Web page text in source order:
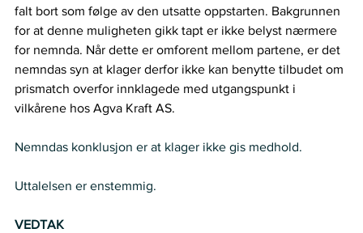
falt bort som følge av den utsatte oppstarten. Bakgrunnen
for at denne muligheten gikk tapt er ikke belyst nærmere
for nemnda. Når dette er omforent mellom partene, er det
nemndas syn at klager derfor ikke kan benytte tilbudet om
prismatch overfor innklagede med utgangspunkt i
vilkårene hos Agva Kraft AS.
Nemndas konklusjon er at klager ikke gis medhold.
Uttalelsen er enstemmig.
VEDTAK